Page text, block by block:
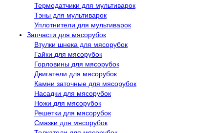
Термодатчики для мультиварок
Тэны для мультиварок
Уплотнители для мультиварок
Запчасти для мясорубок
Втулки шнека для мясорубок
Гайки для мясорубок
Горловины для мясорубок
Двигатели для мясорубок
Камни заточные для мясорубок
Насадки для мясорубок
Ножи для мясорубок
Решетки для мясорубок
Смазки для мясорубок